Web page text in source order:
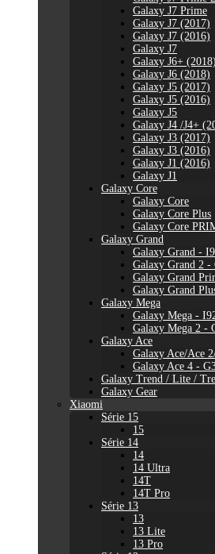
Galaxy J7 Prime
Galaxy J7 (2017)
Galaxy J7 (2016)
Galaxy J7
Galaxy J6+ (2018)
Galaxy J6 (2018)
Galaxy J5 (2017)
Galaxy J5 (2016)
Galaxy J5
Galaxy J4 /J4+
Galaxy J3 (2017)
Galaxy J3 (2016)
Galaxy J1 (2016)
Galaxy J1
Galaxy Core
Galaxy Core
Galaxy Core Plus
Galaxy Core
Galaxy Grand
Galaxy Grand -
Galaxy Grand 2 -
Galaxy Grand
Galaxy Grand
Galaxy Mega
Galaxy Mega -
Galaxy Mega 2 -
Galaxy Ace
Galaxy Ace/Ace
Galaxy Ace 4 -
Galaxy Trend / Lite /
Galaxy Gear
Xiaomi
Série 15
15
Série 14
14
14 Ultra
14T
14T Pro
Série 13
13
13 Lite
13 Pro